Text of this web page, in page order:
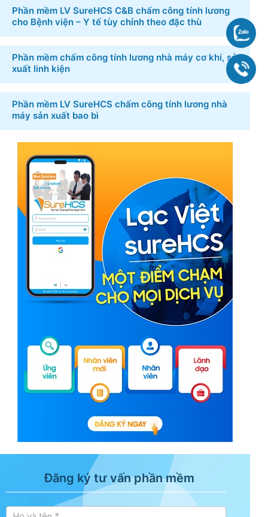
Phần mềm LV SureHCS C&B chấm công tính lương
cho Bệnh viện – Y tế tùy chỉnh theo đặc thù
Phần mềm chấm công tính lương nhà máy cơ khí, sản
xuất linh kiện
Phần mềm LV SureHCS chấm công tính lương nhà
máy sản xuất bao bì
Đăng ký tư vấn phần mềm